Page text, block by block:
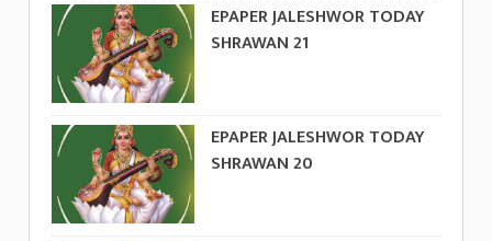
EPAPER JALESHWOR TODAY
SHRAWAN 21
EPAPER JALESHWOR TODAY
SHRAWAN 20